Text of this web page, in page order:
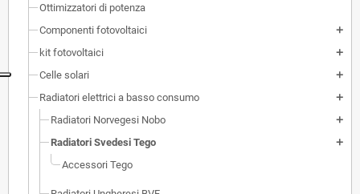
Ottimizzatori di potenza
Componenti fotovoltaici
add
kit fotovoltaici add
Celle solari add
Radiatori elettrici a basso consumo add
Radiatori Norvegesi Nobo add
Radiatori Svedesi Tego add
Accessori Tego